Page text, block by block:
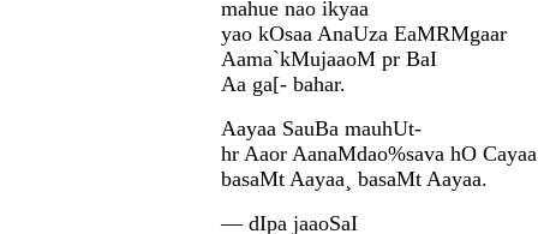
mahue nao ikyaa
yao kOsaa AnaUza EaMRMgaar
Aama`kMujaaoM pr BaI
Aa ga[- bahar.
Aayaa SauBa mauhUt-
hr Aaor AanaMdao%sava hO Cayaa
basaMt Aayaa¸ basaMt Aayaa.
— dIpa jaaoSaI